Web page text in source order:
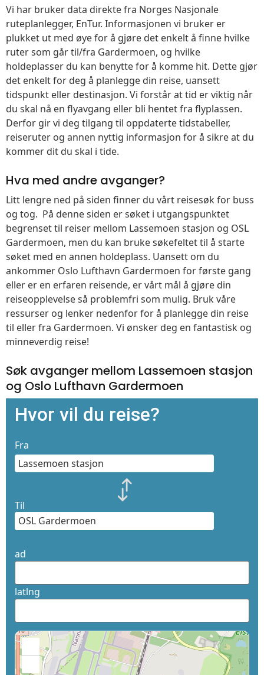
Vi har bruker data direkte fra Norges Nasjonale
ruteplanlegger, EnTur. Informasjonen vi bruker er
plukket ut med øye for å gjøre det enkelt å finne hvilke
ruter som går til/fra Gardermoen, og hvilke
holdeplasser du kan benytte for å komme hit. Dette gjør
det enkelt for deg å planlegge din reise, uansett
tidspunkt eller destinasjon. Vi forstår at tid er viktig når
du skal nå en flyavgang eller bli hentet fra flyplassen.
Derfor gir vi deg tilgang til oppdaterte tidstabeller,
reiseruter og annen nyttig informasjon for å sikre at du
kommer dit du skal i tide.
Hva med andre avganger?
Litt lengre ned på siden finner du vårt reisesøk for buss
og tog. På denne siden er søket i utgangspunktet
begrenset til reiser mellom Lassemoen stasjon og OSL
Gardermoen, men du kan bruke søkefeltet til å starte
søket med en annen holdeplass. Uansett om du
ankommer Oslo Lufthavn Gardermoen for første gang
eller er en erfaren reisende, er vårt mål å gjøre din
reiseopplevelse så problemfri som mulig. Bruk våre
ressurser og lenker nedenfor for å planlegge din reise
til eller fra Gardermoen. Vi ønsker deg en fantastisk og
minneverdig reise!
Søk avganger mellom Lassemoen stasjon
og Oslo Lufthavn Gardermoen
Hvor vil du reise?
Fra
Til
ad
latlng